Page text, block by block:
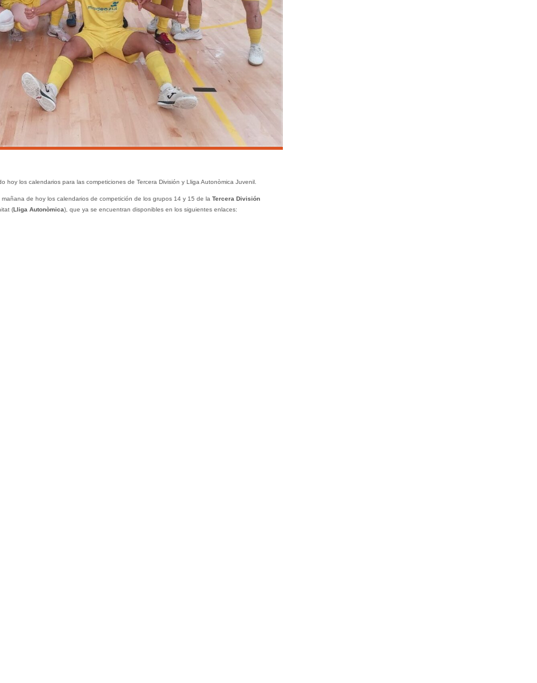
hoy los calendarios para las competiciones de Tercera División y Lliga Autonòmica Juvenil.
de hoy los calendarios de competición de los grupos 14 y 15 de la Tercera División
(Lliga Autonòmica), que ya se encuentran disponibles en los siguientes enlaces: